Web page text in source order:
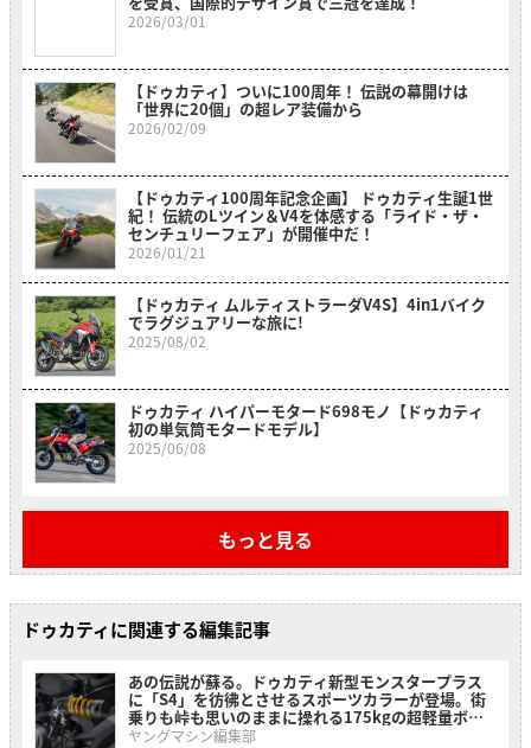
2026/03/01
【ドゥカティ】ついに100周年！ 伝説の幕開けは
「世界に20個」の超レア装備から
2026/02/09
【ドゥカティ100周年記念企画】 ドゥカティ生誕1世
紀！ 伝統のLツイン＆V4を体感する「ライド・ザ・
センチュリーフェア」が開催中だ！
2026/01/21
【ドゥカティ ムルティストラーダV4S】4in1バイク
でラグジュアリーな旅に!
2025/08/02
ドゥカティ ハイパーモタード698モノ【ドゥカティ
初の単気筒モタードモデル】
2025/06/08
もっと見る
ドゥカティに関連する編集記事
あの伝説が蘇る。ドゥカティ新型モンスタープラス
に「S4」を彷彿とさせるスポーツカラーが登場。街
乗りも峠も思いのままに操れる175kgの超軽量ボデ
ィ!
ヤングマシン編集部